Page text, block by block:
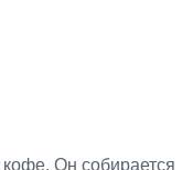
Он собирается